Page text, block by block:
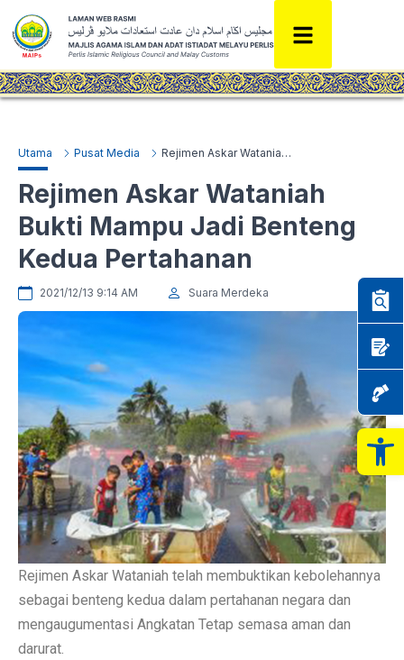
Utama Pusat Media Rejimen Askar Wataniah Bukti Mampu Jadi Benteng Kedua Pertahanan
Rejimen Askar Wataniah
Bukti Mampu Jadi Benteng
Kedua Pertahanan
2021/12/13 9:14 AM Suara Merdeka
Rejimen Askar Wataniah telah membuktikan kebolehannya
sebagai benteng kedua dalam pertahanan negara dan
mengaugumentasi Angkatan Tetap semasa aman dan
darurat.